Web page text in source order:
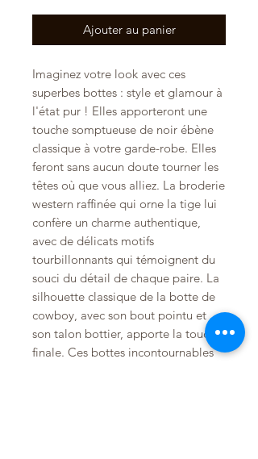
Ajouter au panier
Imaginez votre look avec ces
superbes bottes : style et glamour à
l'état pur ! Elles apporteront une
touche somptueuse de noir ébène
classique à votre garde-robe. Elles
feront sans aucun doute tourner les
têtes où que vous alliez. La broderie
western raffinée qui orne la tige lui
confère un charme authentique,
avec de délicats motifs
tourbillonnants qui témoignent du
souci du détail de chaque paire. La
silhouette classique de la botte de
cowboy, avec son bout pointu et
son talon bottier, apporte la touche
finale. Ces bottes incontournables